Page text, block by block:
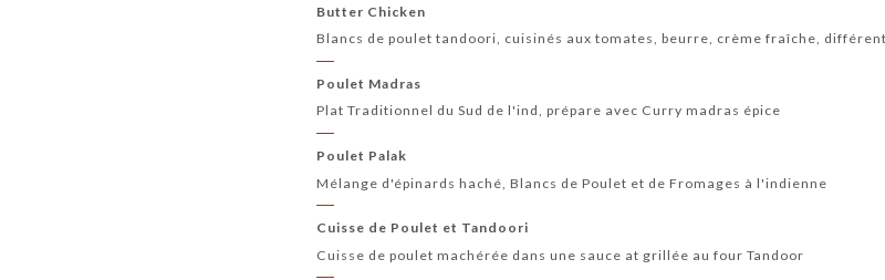
Butter Chicken
Blancs de poulet tandoori, cuisinés aux tomates, beurre, crème fraîche,
Poulet Madras
Plat Traditionnel du Sud de l'ind, prépare avec Curry madras épice
Poulet Palak
Mélange d'épinards haché, Blancs de Poulet et de Fromages à l'indienne
Cuisse de Poulet et Tandoori
Cuisse de poulet machérée dans une sauce at grillée au four Tandoor